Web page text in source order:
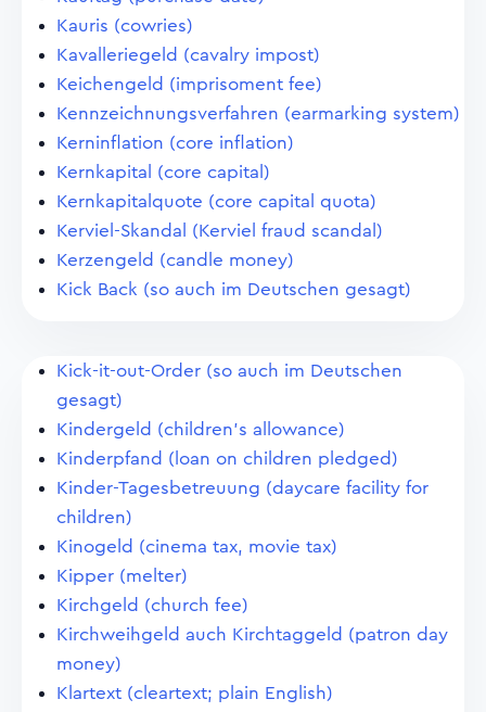
Kauris (cowries)
Kavalleriegeld (cavalry impost)
Keichengeld (imprisoment fee)
Kennzeichnungsverfahren (earmarking system)
Kerninflation (core inflation)
Kernkapital (core capital)
Kernkapitalquote (core capital quota)
Kerviel-Skandal (Kerviel fraud scandal)
Kerzengeld (candle money)
Kick Back (so auch im Deutschen gesagt)
Kick-it-out-Order (so auch im Deutschen
gesagt)
Kindergeld (children's allowance)
Kinderpfand (loan on children pledged)
Kinder-Tagesbetreuung (daycare facility for
children)
Kinogeld (cinema tax, movie tax)
Kipper (melter)
Kirchgeld (church fee)
Kirchweihgeld auch Kirchtaggeld (patron day
money)
Klartext (cleartext; plain English)